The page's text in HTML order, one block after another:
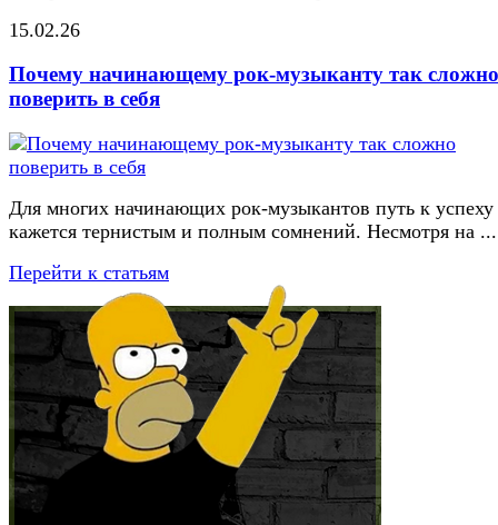
15.02.26
Почему начинающему рок-музыканту так сложно
поверить в себя
Для многих начинающих рок-музыкантов путь к успеху
кажется тернистым и полным сомнений. Несмотря на ...
Перейти к статьям